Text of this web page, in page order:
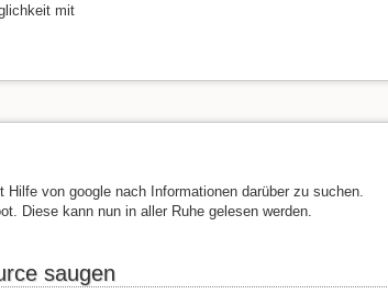
mit
von google nach Informationen darüber zu suchen.
Diese kann nun in aller Ruhe gelesen werden.
saugen